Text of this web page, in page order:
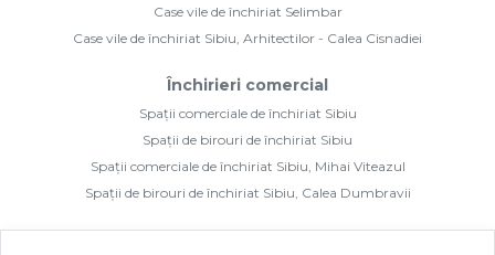
Mbm Ideal Imobiliare Sibiu S.R.L.
Site creat în